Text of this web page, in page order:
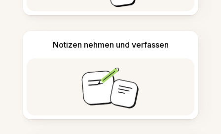
Notizen nehmen und verfassen